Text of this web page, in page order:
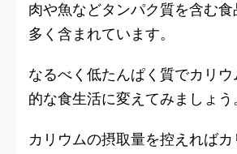
肉や魚などタンパク質を含む
多く含まれています。
なるべく低たんぱく質でカリ
的な食生活に変えてみましょう
カリウムの摂取量を控えれば